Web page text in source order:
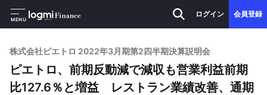
MENU
ログイン 会員登録
株式会社ピエトロ 2022年3月期第2四半期決算説明会
ピエトロ、前期反動減で減収も営業利益前期
比127.6％と増益 レストラン業績改善、通期